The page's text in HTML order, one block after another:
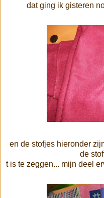
dat ging ik gisteren
en de stofjes hieronder
de
t is te zeggen... mijn deel